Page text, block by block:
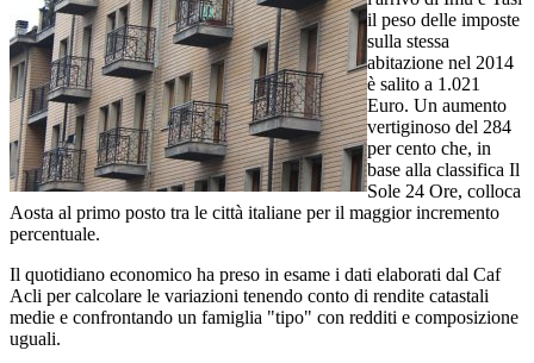
il peso delle imposte
sulla stessa
abitazione nel 2014
è salito a 1.021
Euro. Un aumento
vertiginoso del 284
per cento che, in
base alla classifica Il
Sole 24 Ore, colloca
Aosta al primo posto tra le città italiane per il maggior incremento
percentuale.
Il quotidiano economico ha preso in esame i dati elaborati dal Caf
Acli per calcolare le variazioni tenendo conto di rendite catastali
medie e confrontando un famiglia "tipo" con redditi e composizione
uguali.